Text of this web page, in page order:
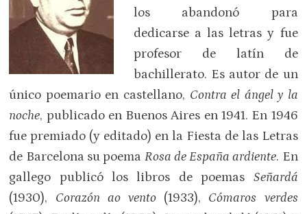
los abandonó para
dedicarse a las letras y fue
profesor de latín de
bachillerato. Es autor de un
único poemario en castellano, Contra el ángel y la
noche, publicado en Buenos Aires en 1941. En 1946
fue premiado (y editado) en la Fiesta de las Letras
de Barcelona su poema Rosa de España ardiente. En
gallego publicó los libros de poemas Señardá
(1930), Corazón ao vento (1933), Cómaros verdes